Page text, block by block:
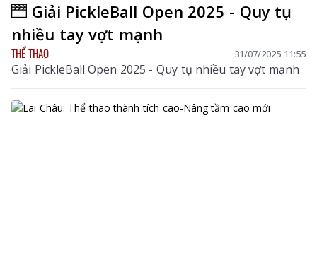
Giải PickleBall Open 2025 - Quy tụ
nhiều tay vợt mạnh
THỂ THAO 31/07/2025 11:55
Giải PickleBall Open 2025 - Quy tụ nhiều tay vợt mạnh